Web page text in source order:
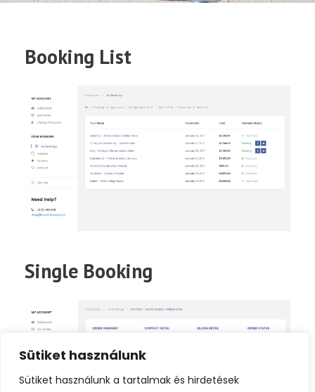
Sütiket használunk
Sütiket használunk a tartalmak és hirdetések
Booking List
Single Booking